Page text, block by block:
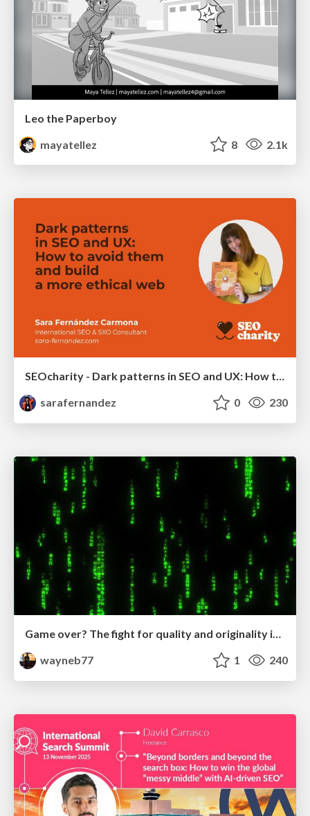
Leo the Paperboy
mayatellez
8 2.1k
SEOcharity - Dark patterns in SEO and UX: How to avoid them and build a more ethical web
sarafernandez
0 230
Game over? The fight for quality and originality in the time of robots
wayneb77
1 240